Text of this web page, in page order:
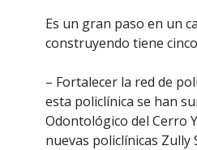
Es un gran paso en un
construyendo tiene
– Fortalecer la red de
esta policlínica se han
Odontológico del Cerro
nuevas policlínicas Zully